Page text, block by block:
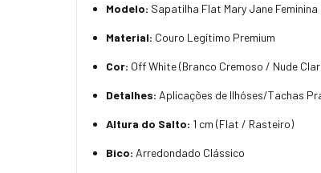
Modelo: Sapatilha Flat Mary Jane Feminina
Material: Couro Legítimo Premium
Cor: Off White (Branco Cremoso / Nude
Detalhes: Aplicações de Ilhóses/Tachas
Altura do Salto: 1 cm (Flat / Rasteiro)
Bico: Arredondado Clássico